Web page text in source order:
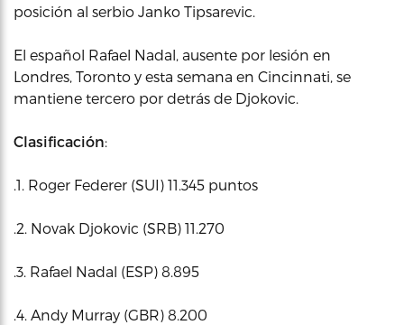
posición al serbio Janko Tipsarevic.
El español Rafael Nadal, ausente por lesión en
Londres, Toronto y esta semana en Cincinnati, se
mantiene tercero por detrás de Djokovic.
Clasificación:
.1. Roger Federer (SUI) 11.345 puntos
.2. Novak Djokovic (SRB) 11.270
.3. Rafael Nadal (ESP) 8.895
.4. Andy Murray (GBR) 8.200